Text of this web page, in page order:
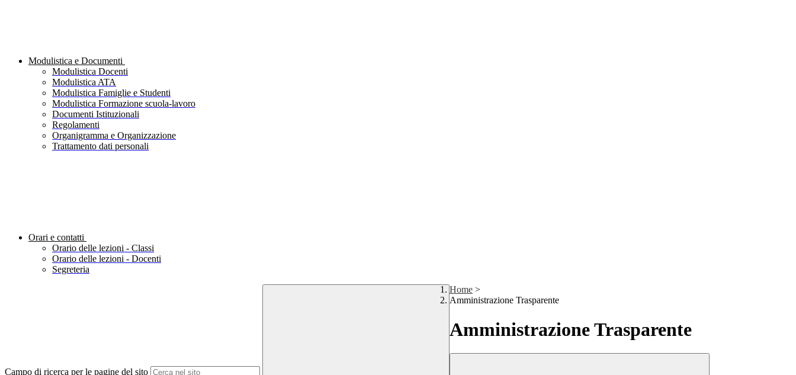
Modulistica e Documenti
Modulistica Docenti
Modulistica ATA
Modulistica Famiglie e Studenti
Modulistica Formazione scuola-lavoro
Documenti Istituzionali
Regolamenti
Organigramma e Organizzazione
Trattamento dati personali
Orari e contatti
Orario delle lezioni - Classi
Orario delle lezioni - Docenti
Segreteria
Campo di ricerca per le pagine del sito
Home >
Amministrazione Trasparente
Amministrazione Trasparente